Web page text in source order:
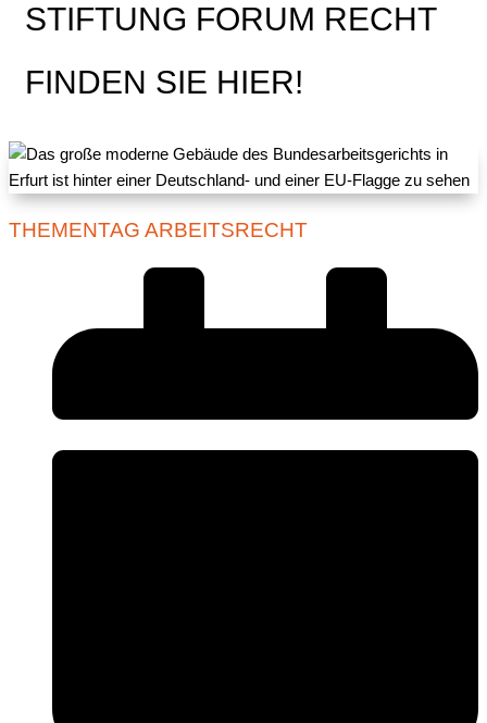
STIFTUNG FORUM RECHT
FINDEN SIE HIER!
THEMENTAG ARBEITSRECHT